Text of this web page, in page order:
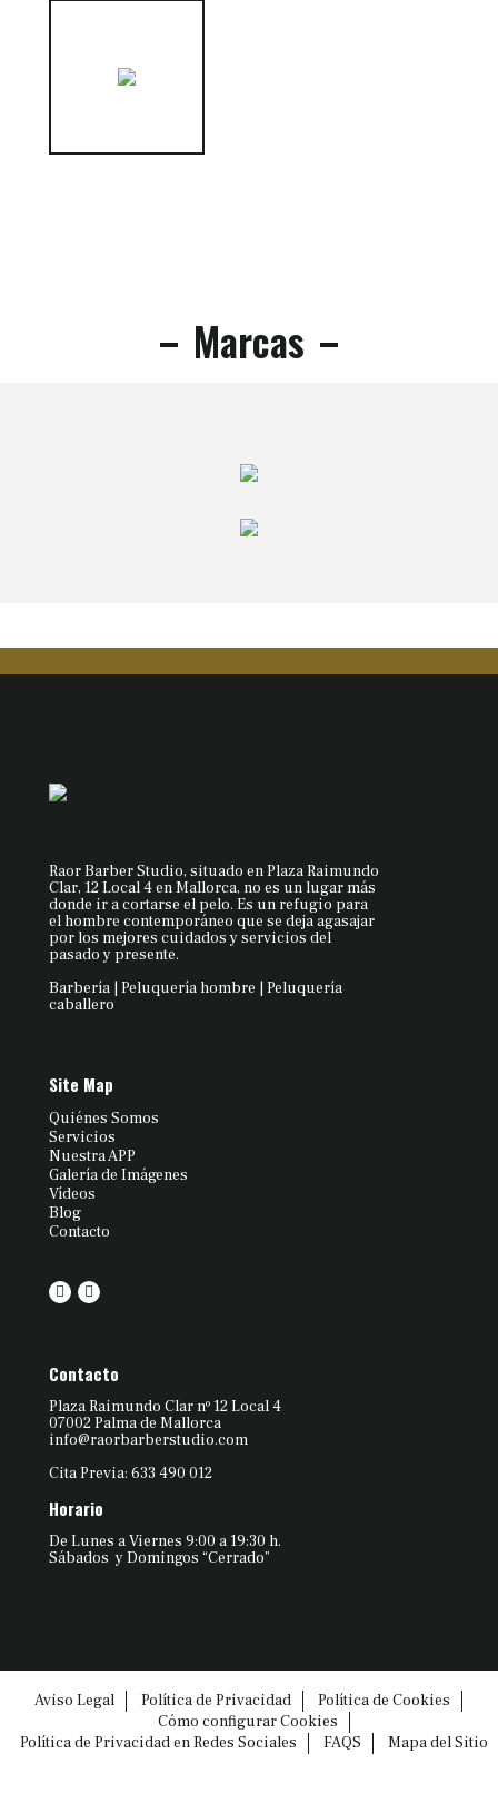
Marcas
Raor Barber Studio, situado en Plaza Raimundo
Clar, 12 Local 4 en Mallorca, no es un lugar más
donde ir a cortarse el pelo. Es un refugio para
el hombre contemporáneo que se deja agasajar
por los mejores cuidados y servicios del
pasado y presente.
Barbería | Peluquería hombre | Peluquería
caballero
Site Map
Quiénes Somos
Servicios
Nuestra APP
Galería de Imágenes
Vídeos
Blog
Contacto
Contacto
Plaza Raimundo Clar nº 12 Local 4
07002 Palma de Mallorca
info@raorbarberstudio.com
Cita Previa: 633 490 012
Horario
De Lunes a Viernes 9:00 a 19:30 h.
Sábados y Domingos “Cerrado”
Aviso Legal Política de Privacidad
Política de Cookies
Cómo configurar Cookies
Política de Privacidad en Redes Sociales
FAQS Mapa del Sitio